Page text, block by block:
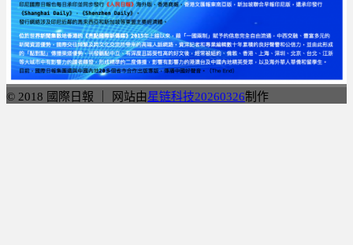
© 2018 國際日報 ｜ 网站由星链科技20260326制作